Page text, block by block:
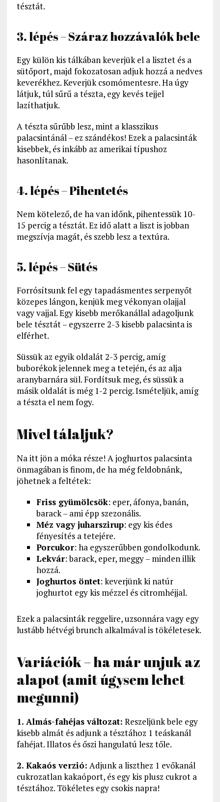
tésztát.
3. lépés – Száraz hozzávalók bele
Egy külön kis tálkában keverjük el a lisztet és a
sütőport, majd fokozatosan adjuk hozzá a nedves
keverékhez. Keverjük csomómentesre. Ha úgy
látjuk, túl sűrű a tészta, egy kevés tejjel
lazíthatjuk.
A tészta sűrűbb lesz, mint a klasszikus
palacsintánál – ez szándékos! Ezek a palacsinták
kisebbek, és inkább az amerikai típushoz
hasonlítanak.
4. lépés – Pihentetés
Nem kötelező, de ha van időnk, pihentessük 10-
15 percig a tésztát. Ez idő alatt a liszt is jobban
megszívja magát, és szebb lesz a textúra.
5. lépés – Sütés
Forrósítsunk fel egy tapadásmentes serpenyőt
közepes lángon, kenjük meg vékonyan olajjal
vagy vajjal. Egy kisebb merőkanállal adagoljunk
bele tésztát – egyszerre 2-3 kisebb palacsinta is
elférhet.
Süssük az egyik oldalát 2-3 percig, amíg
buborékok jelennek meg a tetején, és az alja
aranybarnára sül. Fordítsuk meg, és süssük a
másik oldalát is még 1-2 percig. Ismételjük, amíg
a tészta el nem fogy.
Mivel tálaljuk?
Na itt jön a móka része! A joghurtos palacsinta
önmagában is finom, de ha még feldobnánk,
jöhetnek a feltétek:
Friss gyümölcsök: eper, áfonya, banán,
barack – ami épp szezonális.
Méz vagy juharszirup: egy kis édes
fényesítés a tetejére.
Porcukor: ha egyszerűbben gondolkodunk.
Lekvár: barack, eper, meggy – minden illik
hozzá.
Joghurtos öntet: keverjünk ki natúr
joghurtot egy kis mézzel és citromhéjjal.
Ezek a palacsinták reggelire, uzsonnára vagy egy
lustább hétvégi brunch alkalmával is tökéletesek.
Variációk – ha már unjuk az
alapot (amit úgysem lehet
megunni)
1. Almás-fahéjas változat: Reszeljünk bele egy
kisebb almát és adjunk a tésztához 1 teáskanál
fahéjat. Illatos és őszi hangulatú lesz tőle.
2. Kakaós verzió: Adjunk a liszthez 1 evőkanál
cukrozatlan kakaóport, és egy kis plusz cukrot a
tésztához. Tökéletes egy csokis napra!